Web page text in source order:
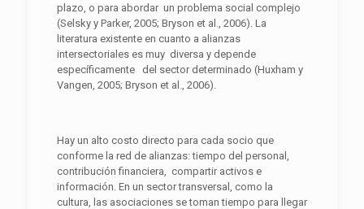
plazo, o para abordar un problema social complejo
(Selsky y Parker, 2005; Bryson et al., 2006). La
literatura existente en cuanto a alianzas
intersectoriales es muy diversa y depende
específicamente del sector determinado (Huxham y
Vangen, 2005; Bryson et al., 2006).
Hay un alto costo directo para cada socio que
conforme la red de alianzas: tiempo del personal,
contribución financiera, compartir activos e
información. En un sector transversal, como la
cultura, las asociaciones se toman tiempo para llegar